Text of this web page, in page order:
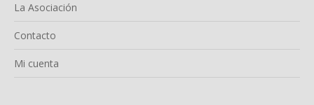
La Asociación
Contacto
Mi cuenta